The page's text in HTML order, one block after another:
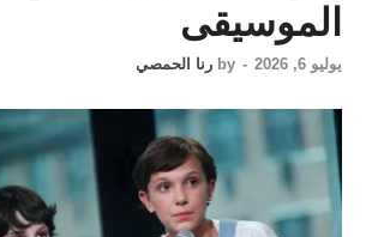
الموسيقى
يوليو 6, 2026 -
by رنا الحمصي